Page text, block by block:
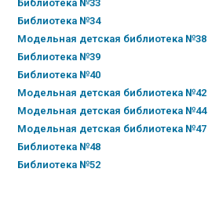
Библиотека №33
Библиотека №34
Модельная детская библиотека №38
Библиотека №39
Библиотека №40
Модельная детская библиотека №42
Модельная детская библиотека №44
Модельная детская библиотека №47
Библиотека №48
Библиотека №52